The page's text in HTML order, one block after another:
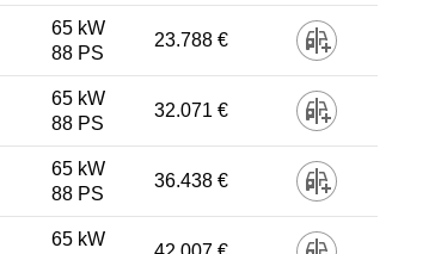
65 kW
88 PS
23.788 €
65 kW
88 PS
32.071 €
65 kW
88 PS
36.438 €
65 kW